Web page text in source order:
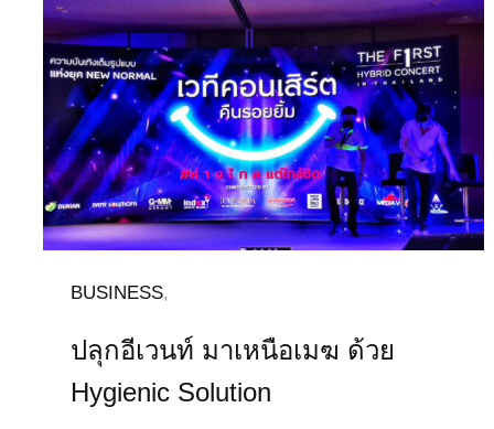
BUSINESS,
ปลุกอีเวนท์ มาเหนือเมฆ ด้วย
Hygienic Solution